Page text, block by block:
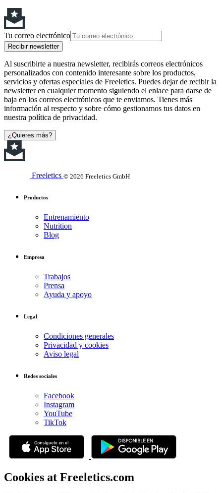
Tu correo electrónico
Recibir newsletter
Al suscribirte a nuestra newsletter, recibirás correos electrónicos
personalizados con contenido interesante sobre los productos,
servicios y ofertas especiales de Freeletics. Puedes dejar de recibir la
newsletter en cualquier momento siguiendo el enlace para darse de
baja en los correos electrónicos que te enviamos. Tienes más
información al respecto y sobre cómo gestionamos tus datos en
nuestra política de privacidad.
¿Quieres más?
Freeletics © 2026 Freeletics GmbH
Productos
Entrenamiento
Nutrition
Blog
Empresa
Trabajos
Prensa
Ayuda y apoyo
Legal
Condiciones generales
Privacidad y cookies
Aviso legal
Redes sociales
Facebook
Instagram
YouTube
TikTok
Cookies at Freeletics.com